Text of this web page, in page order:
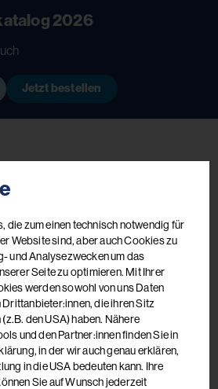
2026
Jetzt bestellen
Auskünfte
13
die zum einen technisch notwendig für
Website sind, aber auch Cookies zu
und Analysezwecken um das
Seite zu optimieren. Mit Ihrer
werden sowohl von uns Daten
die ihren Sitz
den USA) haben. Nähere
und den Partner:innen finden Sie in
in der wir auch genau erklären,
in die USA bedeuten kann. Ihre
Sie auf Wunsch jederzeit